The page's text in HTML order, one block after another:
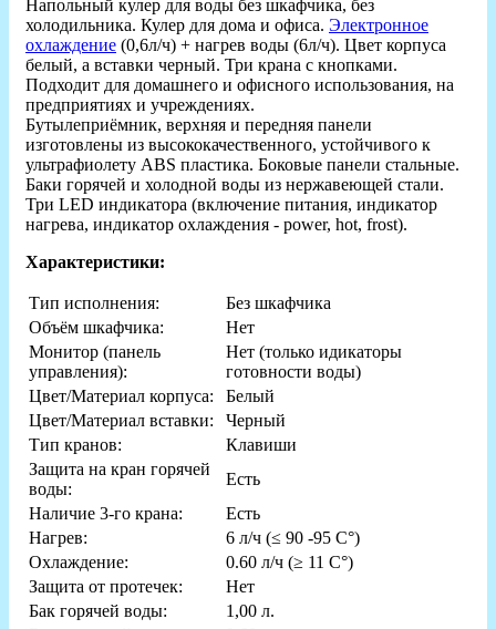
Напольный кулер для воды без шкафчика, без
холодильника. Кулер для дома и офиса. Электронное
охлаждение (0,6л/ч) + нагрев воды (6л/ч). Цвет корпуса
белый, а вставки черный. Три крана с кнопками.
Подходит для домашнего и офисного использования, на
предприятиях и учреждениях.
Бутылеприёмник, верхняя и передняя панели
изготовлены из высококачественного, устойчивого к
ультрафиолету ABS пластика. Боковые панели стальные.
Баки горячей и холодной воды из нержавеющей стали.
Три LED индикатора (включение питания, индикатор
нагрева, индикатор охлаждения - power, hot, frost).
Характеристики:
Тип исполнения:
Без шкафчика
Объём шкафчика:
Нет
Монитор (панель
управления):
Нет (только идикаторы
готовности воды)
Цвет/Материал корпуса:
Белый
Цвет/Материал вставки:
Черный
Тип кранов:
Клавиши
Защита на кран горячей
воды:
Есть
Наличие 3-го крана:
Есть
Нагрев:
6 л/ч (≤ 90 -95 C°)
Охлаждение:
0.60 л/ч (≥ 11 C°)
Защита от протечек:
Нет
Бак горячей воды:
1,00 л.